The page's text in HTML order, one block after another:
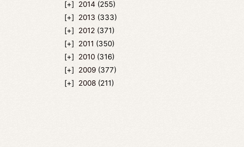
2014 (255)
2013 (333)
2012 (371)
2011 (350)
2010 (316)
2009 (377)
2008 (211)